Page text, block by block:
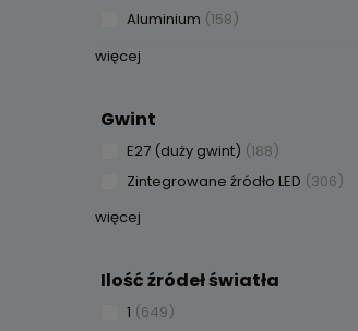
Aluminium (158)
więcej
Gwint
E27 (duży gwint) (188)
Zintegrowane źródło LED (306)
więcej
Ilość źródeł światła
1 (649)